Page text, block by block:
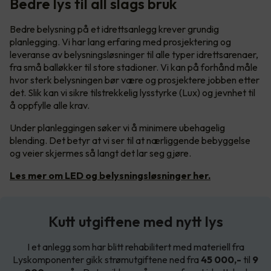
Bedre lys til all slags bruk
Bedre belysning på et idrettsanlegg krever grundig
planlegging. Vi har lang erfaring med prosjektering og
leveranse av belysningsløsninger til alle typer idrettsarenaer,
fra små balløkker til store stadioner. Vi kan på forhånd måle
hvor sterk belysningen bør være og prosjektere jobben etter
det. Slik kan vi sikre tilstrekkelig lysstyrke (Lux) og jevnhet til
å oppfylle alle krav.
Under planleggingen søker vi å minimere ubehagelig
blending. Det betyr at vi ser til at nærliggende bebyggelse
og veier skjermes så langt det lar seg gjøre.
Les mer om LED og belysningsløsninger her.
Kutt utgiftene med nytt lys
I et anlegg som har blitt rehabilitert med materiell fra
Lyskomponenter gikk strømutgiftene ned fra 45 000,- til 9